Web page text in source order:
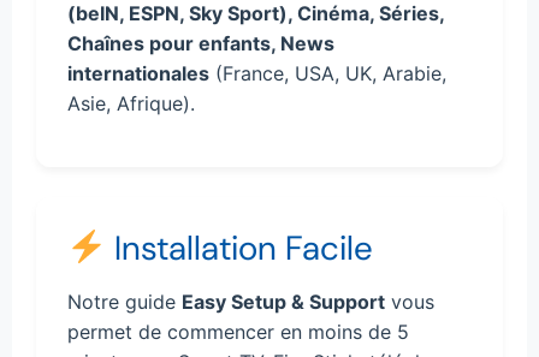
(beIN, ESPN, Sky Sport), Cinéma, Séries,
Chaînes pour enfants, News
internationales (France, USA, UK, Arabie,
Asie, Afrique).
Installation Facile
Notre guide Easy Setup & Support vous
permet de commencer en moins de 5